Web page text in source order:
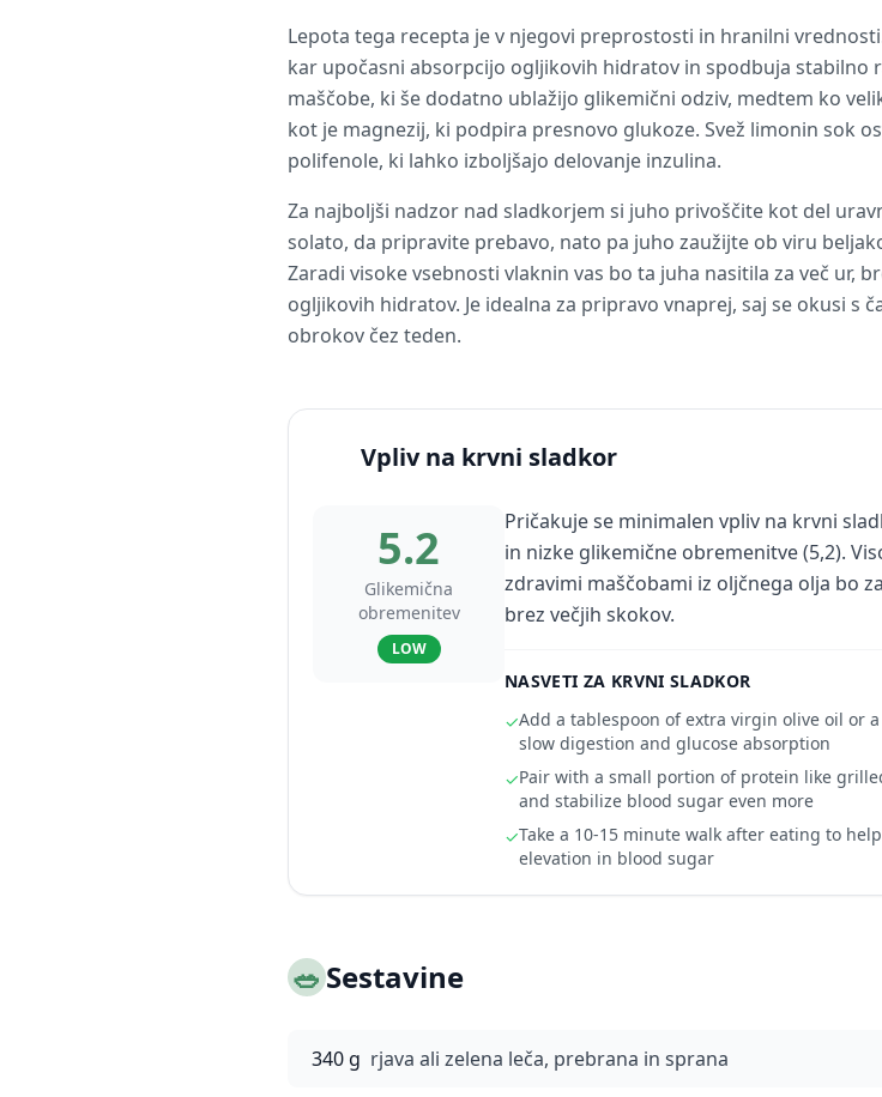
Lepota tega recepta je v njegovi preprostosti in hranilni
kar upočasni absorpcijo ogljikovih hidratov in spodbuja stabilno
maščobe, ki še dodatno ublažijo glikemični odziv, medtem ko
kot je magnezij, ki podpira presnovo glukoze. Svež limonin sok
polifenole, ki lahko izboljšajo delovanje inzulina.
Za najboljši nadzor nad sladkorjem si juho privoščite kot del
solato, da pripravite prebavo, nato pa juho zaužijte ob viru
Zaradi visoke vsebnosti vlaknin vas bo ta juha nasitila za več ur,
ogljikovih hidratov. Je idealna za pripravo vnaprej, saj se okusi s
obrokov čez teden.
Vpliv na krvni sladkor
5.2
Glikemična
obremenitev
LOW
Pričakuje se minimalen vpliv na krvni
in nizke glikemične obremenitve (5,2).
zdravimi maščobami iz oljčnega olja bo
brez večjih skokov.
NASVETI ZA KRVNI SLADKOR
✓Add a tablespoon of extra virgin olive oil or
slow digestion and glucose absorption
✓Pair with a small portion of protein like
and stabilize blood sugar even more
✓Take a 10-15 minute walk after eating to
elevation in blood sugar
🥗Sestavine
340 g rjava ali zelena leča, prebrana in sprana